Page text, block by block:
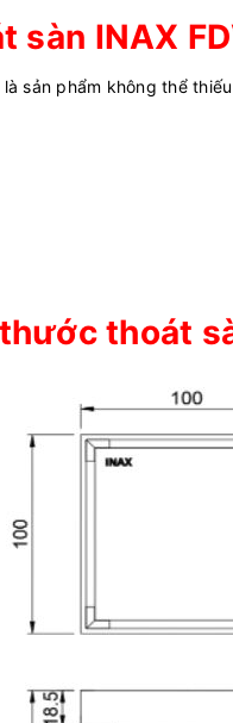
sàn INAX
sản phẩm không thể
thoát